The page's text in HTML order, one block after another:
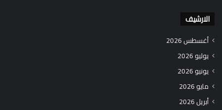
الارشيف
أغسطس 2026
يوليو 2026
يونيو 2026
مايو 2026
أبريل 2026